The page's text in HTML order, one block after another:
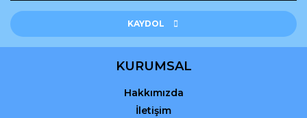
KAYDOL
KURUMSAL
Hakkımızda
İletişim